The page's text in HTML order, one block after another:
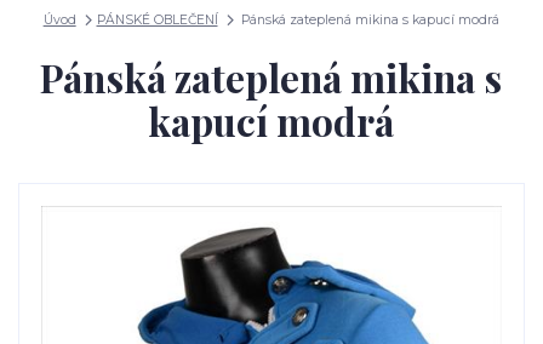
Úvod PÁNSKÉ OBLEČENÍ Pánská zateplená mikina s kapucí modrá
Pánská zateplená mikina s
kapucí modrá